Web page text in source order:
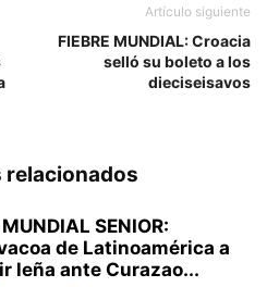
Artículo siguiente
FIEBRE MUNDIAL: Croacia
selló su boleto a los
dieciseisavos
SENIOR:
de Latinoamérica a
leña ante Curazao...